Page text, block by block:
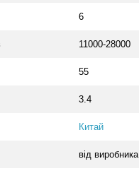
6
11000-28000
55
3.4
Китай
від виробника